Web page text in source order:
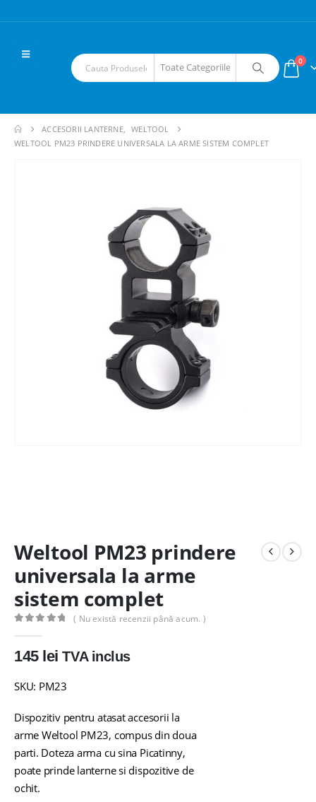
0
ACCESORII LANTERNE,
WELTOOL
WELTOOL PM23 PRINDERE UNIVERSALA LA ARME SISTEM COMPLET
Weltool PM23 prindere
universala la arme
sistem complet
( Nu există recenzii până acum. )
145 lei TVA inclus
SKU: PM23
Dispozitiv pentru atasat accesorii la
arme Weltool PM23, compus din doua
parti. Doteza arma cu sina Picatinny,
poate prinde lanterne si dispozitive de
ochit.